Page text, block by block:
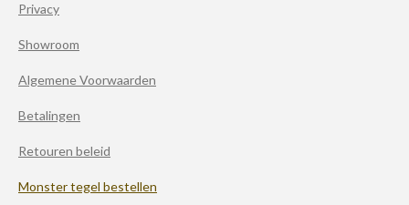
Privacy
Showroom
Algemene Voorwaarden
Betalingen
Retouren beleid
Monster tegel bestellen